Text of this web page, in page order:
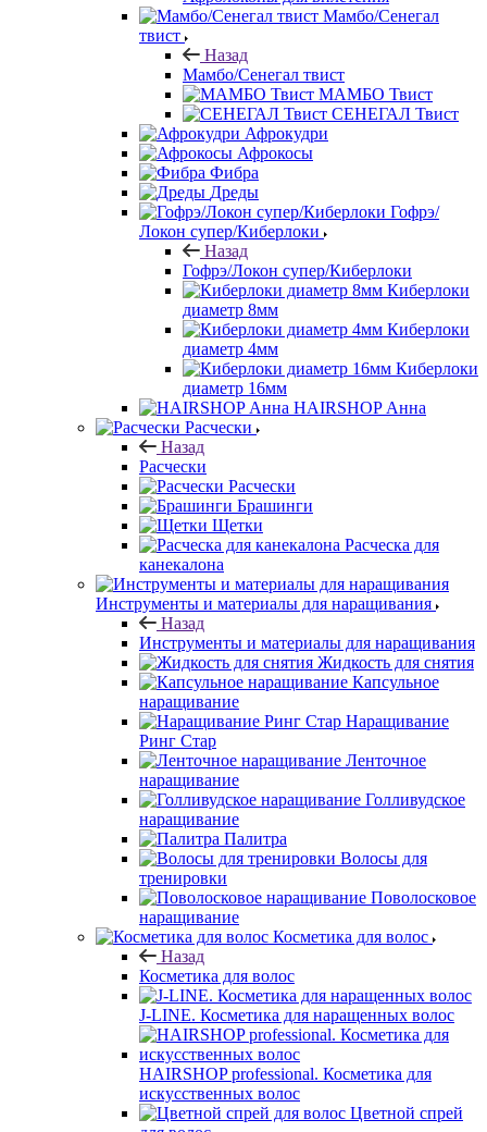
Мамбо/Сенегал
твист
Назад
Мамбо/Сенегал твист
МАМБО Твист
СЕНЕГАЛ Твист
Афрокудри
Афрокосы
Фибра
Дреды
Гофрэ/
Локон супер/Киберлоки
Назад
Гофрэ/Локон супер/Киберлоки
Киберлоки
диаметр 8мм
Киберлоки
диаметр 4мм
Киберлоки
диаметр 16мм
HAIRSHOP Анна
Расчески
Назад
Расчески
Расчески
Брашинги
Щетки
Расческа для
канекалона
Инструменты и материалы для наращивания
Назад
Инструменты и материалы для наращивания
Жидкость для снятия
Капсульное
наращивание
Наращивание
Ринг Стар
Ленточное
наращивание
Голливудское
наращивание
Палитра
Волосы для
тренировки
Поволосковое
наращивание
Косметика для волос
Назад
Косметика для волос
J-LINE. Косметика для наращенных волос
HAIRSHOP professional. Косметика для
искусственных волос
Цветной спрей